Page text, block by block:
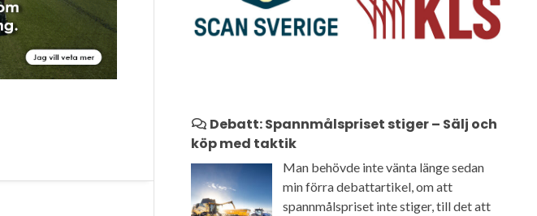
Debatt: Spannmålspriset stiger – Sälj och
köp med taktik
Man behövde inte vänta länge sedan
min förra debattartikel, om att
spannmålspriset inte stiger, till det att